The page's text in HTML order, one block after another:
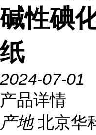
碱性碘
纸
2024-07-01
产品详情
产地 北京华